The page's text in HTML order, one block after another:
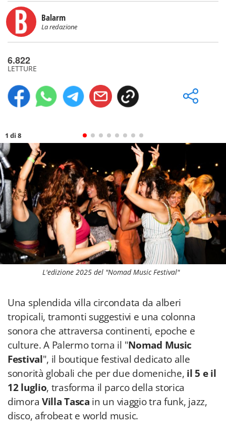
Balarm
La redazione
6.822
LETTURE
1 di 8
L'edizione 2025 del "Nomad Music Festival"
Una splendida villa circondata da alberi
tropicali, tramonti suggestivi e una colonna
sonora che attraversa continenti, epoche e
culture. A Palermo torna il "Nomad Music
Festival", il boutique festival dedicato alle
sonorità globali che per due domeniche, il 5 e il
12 luglio, trasforma il parco della storica
dimora Villa Tasca in un viaggio tra funk, jazz,
disco, afrobeat e world music.